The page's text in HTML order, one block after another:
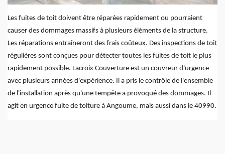
Les fuites de toit doivent être réparées rapidement ou pourraient
causer des dommages massifs à plusieurs éléments de la structure.
Les réparations entraîneront des frais coûteux. Des inspections de toit
régulières sont conçues pour détecter toutes les fuites de toit le plus
rapidement possible. Lacroix Couverture est un couvreur d'urgence
avec plusieurs années d'expérience. Il a pris le contrôle de l'ensemble
de l'installation après qu'une tempête a provoqué des dommages. Il
agit en urgence fuite de toiture à Angoume, mais aussi dans le 40990.